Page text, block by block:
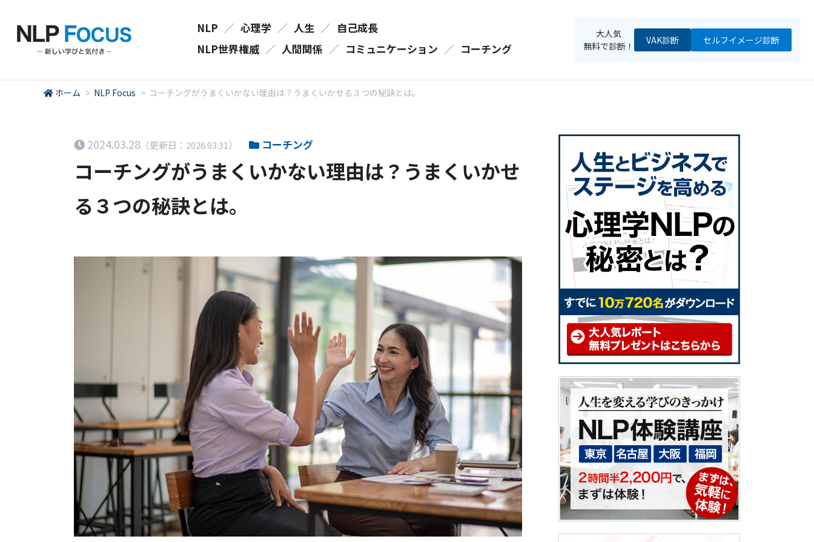
NLP ／ 心理学 ／ 人生 ／ 自己成長
NLP世界権威 ／ 人間関係 ／ コミュニケーション ／ コーチング
大人気
無料で診断！
VAK診断 セルフイメージ診断
ホーム > NLP Focus > コーチングがうまくいかない理由は？うまくいかせる３つの秘訣とは。
2024.03.28 （更新日：2026.03.31） コーチング
コーチングがうまくいかない理由は？うまくいかせ
る３つの秘訣とは。